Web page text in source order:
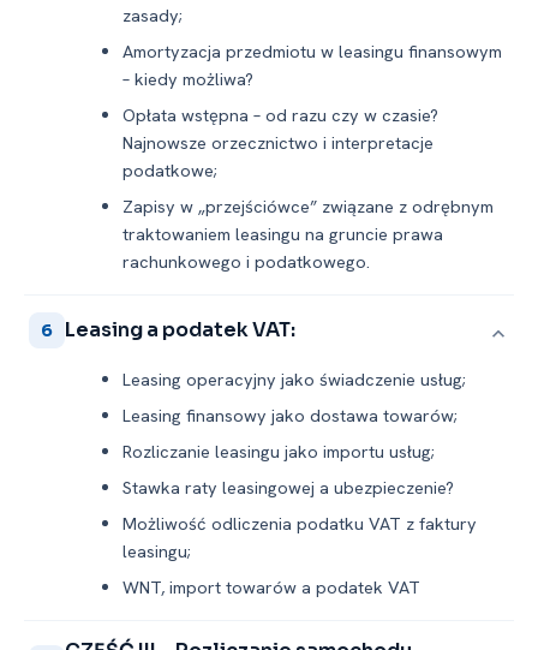
zasady;
Amortyzacja przedmiotu w leasingu finansowym
– kiedy możliwa?
Opłata wstępna – od razu czy w czasie?
Najnowsze orzecznictwo i interpretacje
podatkowe;
Zapisy w „przejściówce” związane z odrębnym
traktowaniem leasingu na gruncie prawa
rachunkowego i podatkowego.
6 Leasing a podatek VAT:
Leasing operacyjny jako świadczenie usług;
Leasing finansowy jako dostawa towarów;
Rozliczanie leasingu jako importu usług;
Stawka raty leasingowej a ubezpieczenie?
Możliwość odliczenia podatku VAT z faktury
leasingu;
WNT, import towarów a podatek VAT